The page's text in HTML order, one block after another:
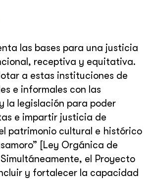
las bases para una justicia
receptiva y equitativa.
a estas instituciones de
e informales con las
la legislación para poder
e impartir justicia de
patrimonio cultural e histórico
[Ley Orgánica de
el Proyecto
y fortalecer la capacidad